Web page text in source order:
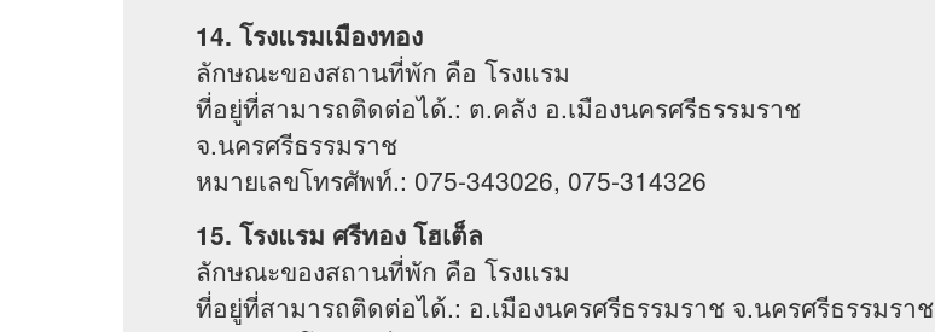
14. โรงแรมเมืองทอง
ลักษณะของสถานที่พัก คือ โรงแรม
ที่อยู่ที่สามารถติดต่อได้.: ต.คลัง อ.เมืองนครศรีธรรมราช
จ.นครศรีธรรมราช
หมายเลขโทรศัพท์.: 075-343026, 075-314326
15. โรงแรม ศรีทอง โฮเต็ล
ลักษณะของสถานที่พัก คือ โรงแรม
ที่อยู่ที่สามารถติดต่อได้.: อ.เมืองนครศรีธรรมราช จ.นครศรีธรรมราช